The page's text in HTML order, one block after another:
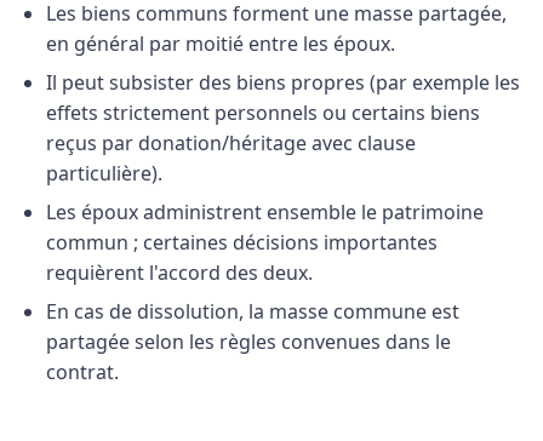
Les biens communs forment une masse partagée,
en général par moitié entre les époux.
Il peut subsister des biens propres (par exemple les
effets strictement personnels ou certains biens
reçus par donation/héritage avec clause
particulière).
Les époux administrent ensemble le patrimoine
commun ; certaines décisions importantes
requièrent l'accord des deux.
En cas de dissolution, la masse commune est
partagée selon les règles convenues dans le
contrat.